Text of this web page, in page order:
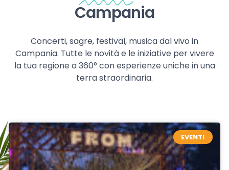
Campania
Concerti, sagre, festival, musica dal vivo in
Campania. Tutte le novità e le iniziative per vivere
la tua regione a 360° con esperienze uniche in una
terra straordinaria.
EVENTI